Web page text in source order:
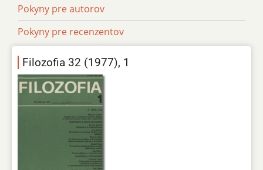
Pokyny pre autorov
Pokyny pre recenzentov
Filozofia 32 (1977), 1